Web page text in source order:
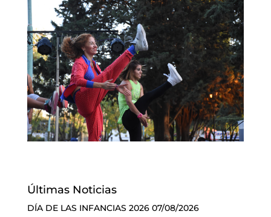
Últimas Noticias
DÍA DE LAS INFANCIAS 2026 07/08/2026